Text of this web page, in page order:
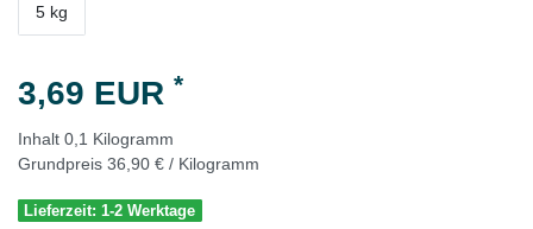
5 kg
3,69 EUR *
Inhalt 0,1 Kilogramm
Grundpreis 36,90 € / Kilogramm
Lieferzeit: 1-2 Werktage